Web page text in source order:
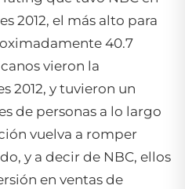
2012, el más alto para
40.7
vieron la
2012, y tuvieron un
de personas a lo largo
vuelva a romper
y a decir de NBC, ellos
en ventas de